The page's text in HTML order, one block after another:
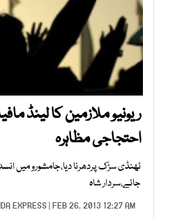
ریونیو ملازمین کا لینڈ
احتجاجی مظاہرہ
ٹھنڈی سڑک پردھرنا دیا،جامشورو میں
جائے،سردار شاہ
EXPRESS| FEB 26, 2013 12:27 AM |